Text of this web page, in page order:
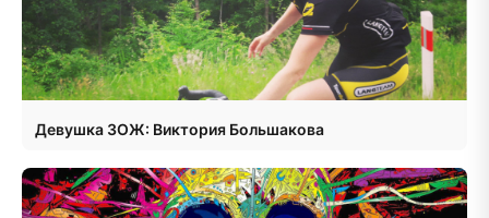
Девушка ЗОЖ: Виктория Большакова